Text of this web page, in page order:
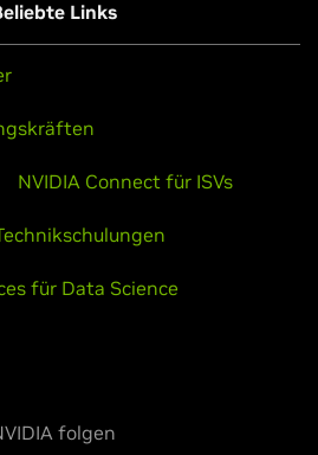
Links
NVIDIA Connect für ISVs
für Data Science
folgen